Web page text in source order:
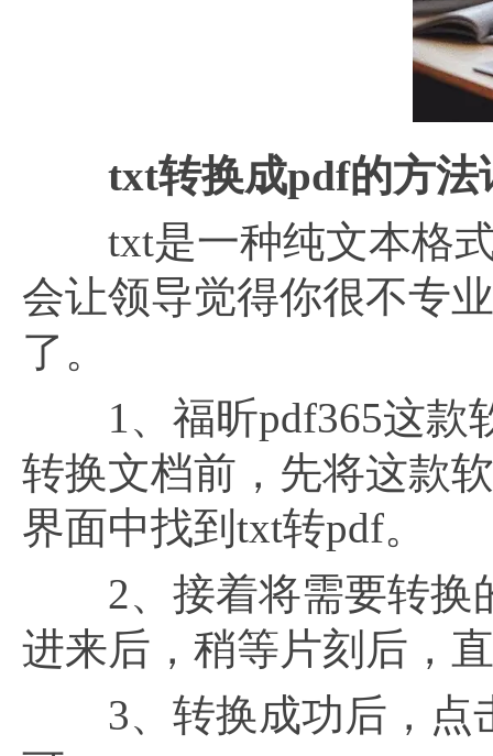
txt转换成pdf的方法
txt是一种纯文本格式
会让领导觉得你很不专
了。
1、福昕pdf365这款
转换文档前，先将这款
界面中找到txt转pdf。
2、接着将需要转换
进来后，稍等片刻后，
3、转换成功后，点击